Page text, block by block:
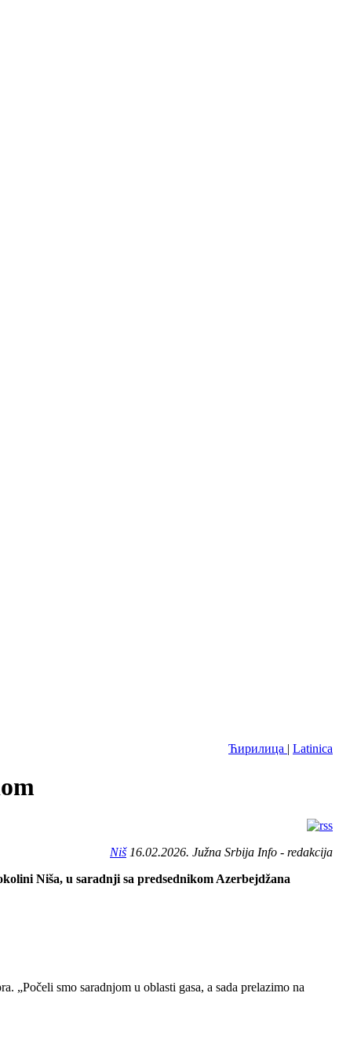
Ћирилица | Latinica
Niš16.02.2026. Južna Srbija Info - redakcija
Niša, u saradnji sa predsednikom Azerbejdžana
„Počeli smo saradnjom u oblasti gasa, a sada prelazimo na